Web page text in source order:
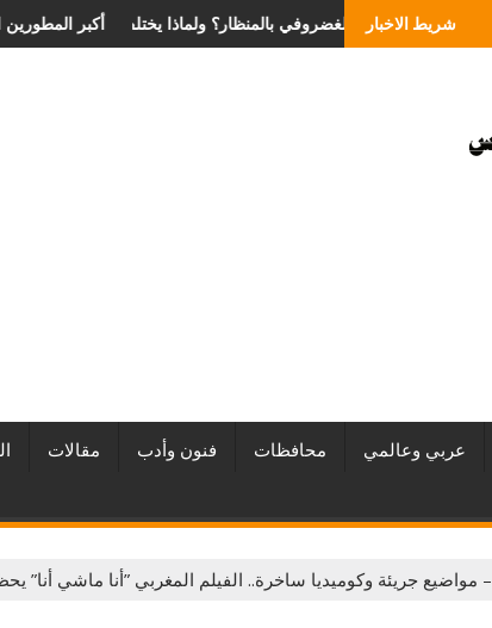
شريط الاخبار
ما الذي يحدد سعر عملية الانزلاق الغضروفي بالمنظار؟ ولماذا
عربي وعالمي محافظات فنون وأدب مقالات
– مواضيع جريئة وكوميديا ساخرة.. الفيلم المغربي ”أنا ماشي أنا”